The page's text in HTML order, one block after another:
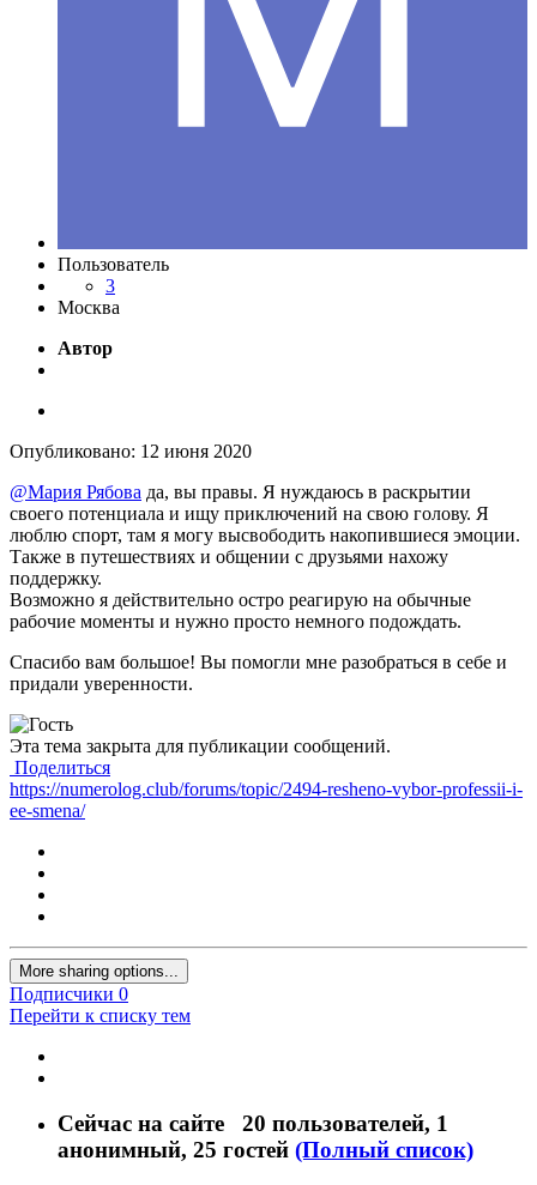
Пользователь
3
Москва
Автор
Опубликовано: 12 июня 2020
@Мария Рябова да, вы правы. Я нуждаюсь в раскрытии
своего потенциала и ищу приключений на свою голову. Я
люблю спорт, там я могу высвободить накопившиеся эмоции.
Также в путешествиях и общении с друзьями нахожу
поддержку.
Возможно я действительно остро реагирую на обычные
рабочие моменты и нужно просто немного подождать.
Спасибо вам большое! Вы помогли мне разобраться в себе и
придали уверенности.
Эта тема закрыта для публикации сообщений.
Поделиться
https://numerolog.club/forums/topic/2494-resheno-vybor-professii-i-
ee-smena/
More sharing options...
Подписчики 0
Перейти к списку тем
Сейчас на сайте 20 пользователей, 1
анонимный, 25 гостей (Полный список)